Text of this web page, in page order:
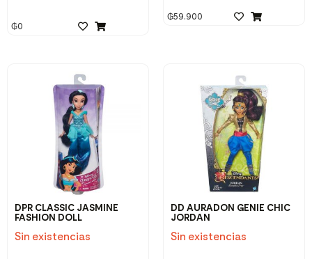
₲0
₲59.900
DPR CLASSIC JASMINE
FASHION DOLL
Sin existencias
DD AURADON GENIE CHIC
JORDAN
Sin existencias